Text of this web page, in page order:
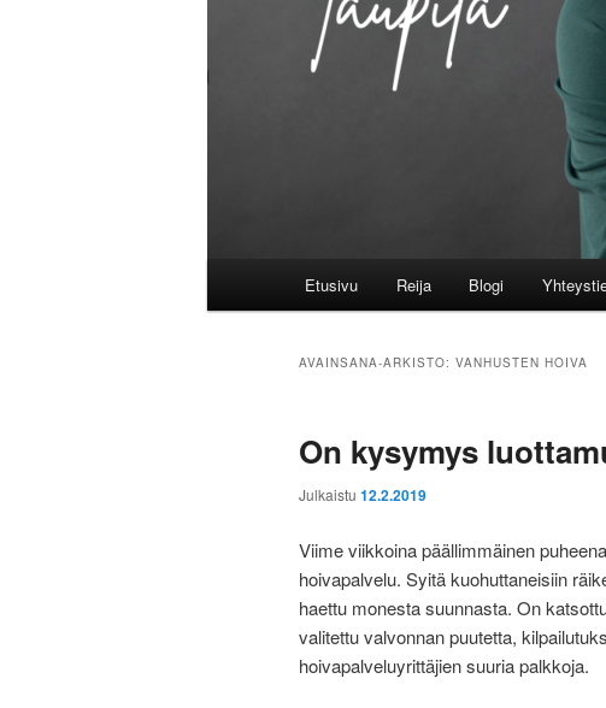
Etusivu Reija Blogi
AVAINSANA-ARKISTO: VANHUSTEN HOIVA
On kysymys
Julkaistu 12.2.2019
Viime viikkoina päällimmäinen
hoivapalvelu. Syitä kuohuttaneisiin
haettu monesta suunnasta. On
valitettu valvonnan puutetta,
hoivapalveluyrittäjien suuria palkkoja.